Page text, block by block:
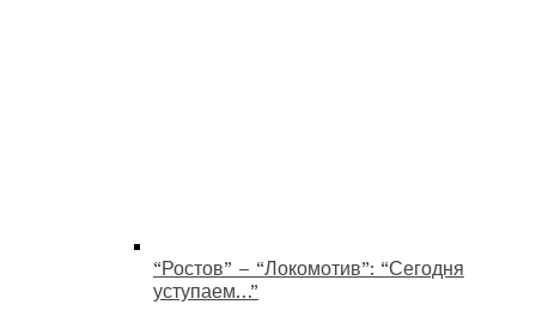
“Ростов” – “Локомотив”: “Сегодня
уступаем…”